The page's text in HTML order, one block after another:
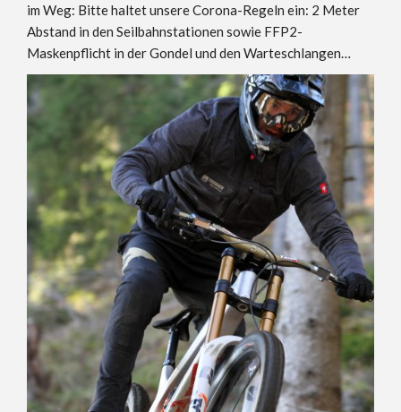
im Weg: Bitte haltet unsere Corona-Regeln ein: 2 Meter
Abstand in den Seilbahnstationen sowie FFP2-
Maskenpflicht in der Gondel und den Warteschlangen…